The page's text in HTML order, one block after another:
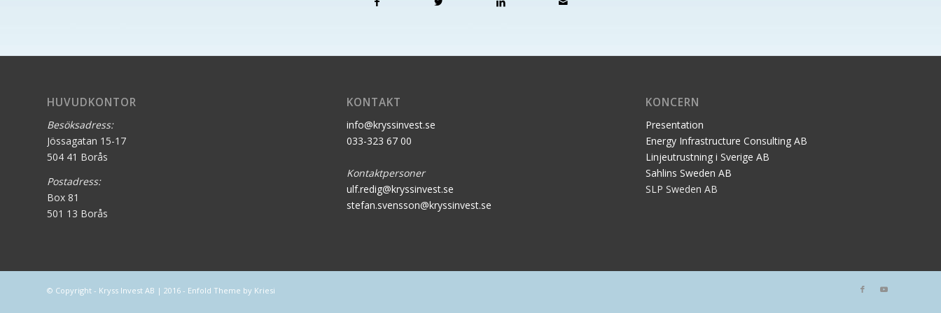
HUVUDKONTOR
Besöksadress:
Jössagatan 15-17
504 41 Borås
Postadress:
Box 81
501 13 Borås
KONTAKT
info@kryssinvest.se
033-323 67 00
Kontaktpersoner
ulf.redig@kryssinvest.se
stefan.svensson@kryssinvest.se
KONCERN
Presentation
Energy Infrastructure Consulting AB
Linjeutrustning i Sverige AB
Sahlins Sweden AB
SLP Sweden AB
© Copyright - Kryss Invest AB | 2016 - Enfold Theme by Kriesi